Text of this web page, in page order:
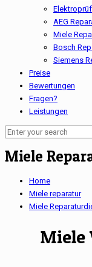
AEG
Miele
Bosch
Siemens
Preise
Bewertungen
Fragen?
Leistungen
Miele
Home
Miele reparatur
Miele
Miele